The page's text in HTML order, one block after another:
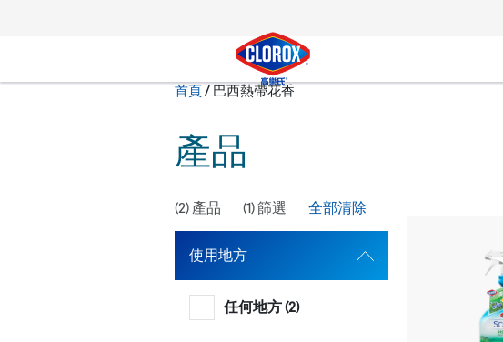
搜尋
首頁/現在:
巴西熱帶花香
產品
(2) 產品 (1) 篩選 全部清除
使用地方
任何地方 (2)